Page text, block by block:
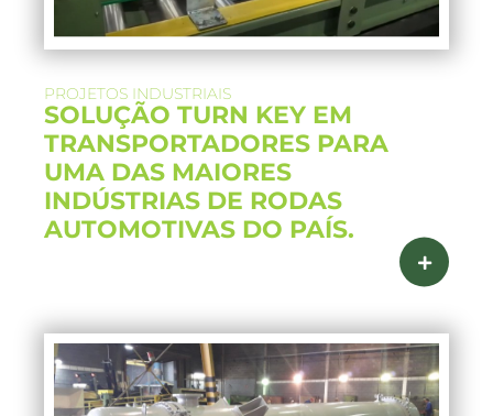
PROJETOS INDUSTRIAIS
SOLUÇÃO TURN KEY EM
TRANSPORTADORES PARA
UMA DAS MAIORES
INDÚSTRIAS DE RODAS
AUTOMOTIVAS DO PAÍS.